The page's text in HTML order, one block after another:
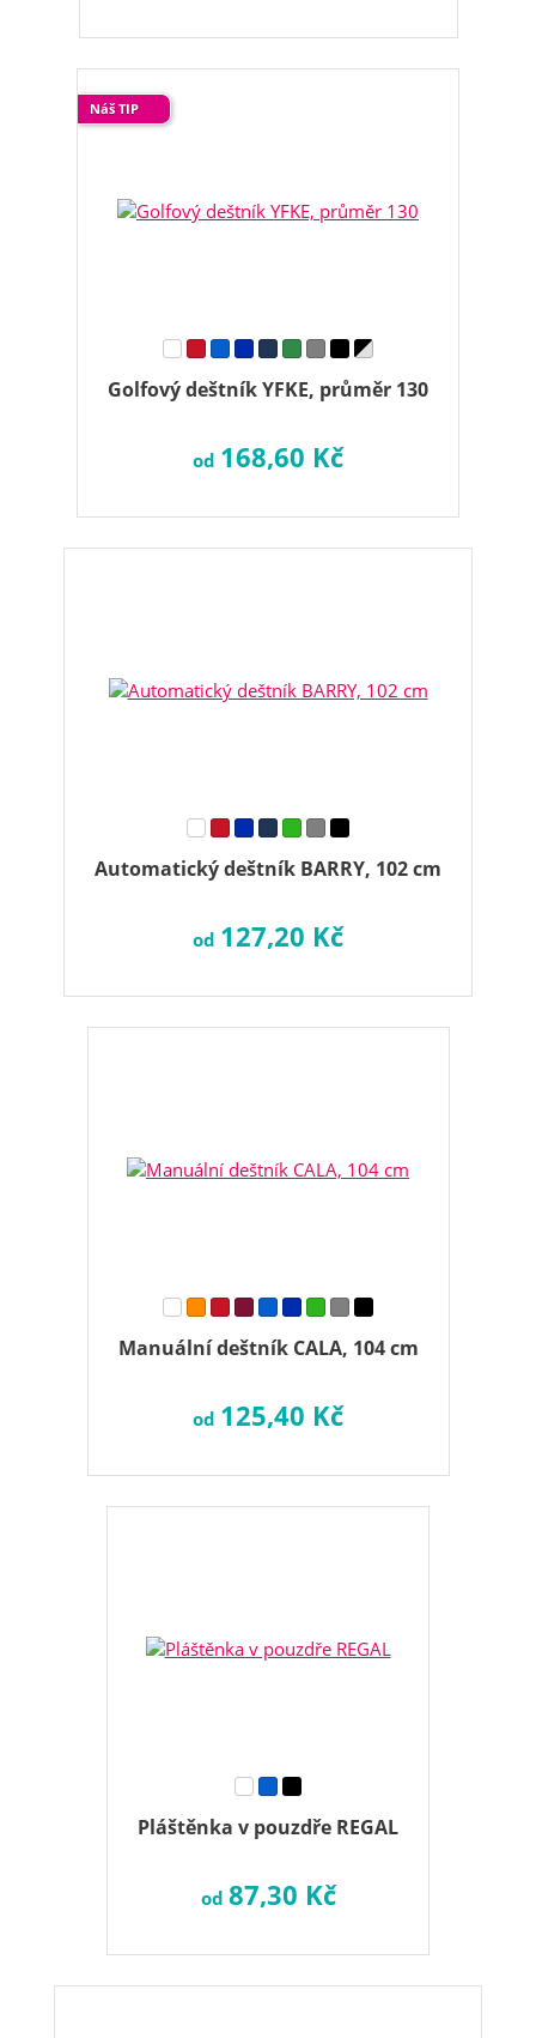
Golfový deštník YFKE, průměr 130
Náš TIP
od 168,60 Kč
Automatický deštník BARRY, 102 cm
od 127,20 Kč
Manuální deštník CALA, 104 cm
od 125,40 Kč
Pláštěnka v pouzdře REGAL
od 87,30 Kč